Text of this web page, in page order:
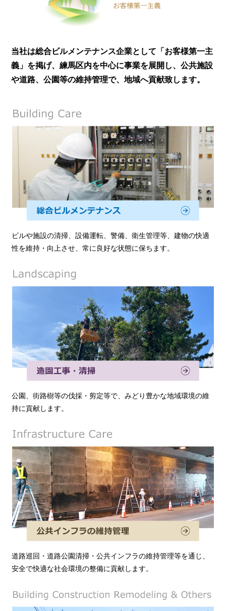
当社は総合ビルメンテナンス企業として「お客様第一主
義」を掲げ、練馬区内を中心に事業を展開し、公共施設
や道路、公園等の維持管理で、地域へ貢献致します。
ビルや施設の清掃、設備運転、警備、衛生管理等、建物の快適
性を維持・向上させ、常に良好な状態に保ちます。
公園、街路樹等の伐採・剪定等で、みどり豊かな地域環境の維
持に貢献します。
道路巡回・道路公園清掃・公共インフラの維持管理等を通じ、
安全で快適な社会環境の整備に貢献します。